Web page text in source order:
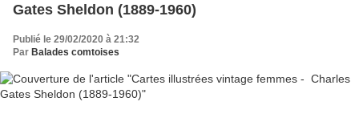
Gates Sheldon (1889-1960)
Publié le 29/02/2020 à 21:32
Par Balades comtoises